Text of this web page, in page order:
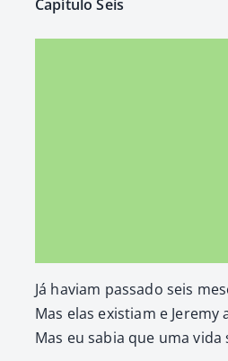
Capí­tu­lo Seis
Já havi­am pas­sa­do seis
Mas elas exis­ti­am e
Mas eu sabia que uma